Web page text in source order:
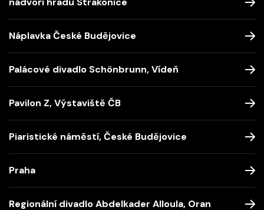
Náplavka České Budějovice
Palácové divadlo Schönbrunn, Vídeň
Pavilon Z, Výstaviště ČB
Piaristické náměstí, České Budějovice
Praha
Regionální divadlo Abdelkader Alloula, Oran